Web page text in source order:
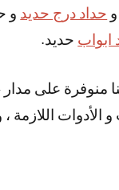
حداد درج حديد و
ابواب حديد.
اللازمة ،